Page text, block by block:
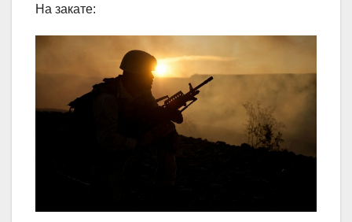
На закате: